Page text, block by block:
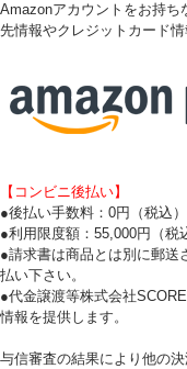
Amazonアカウントをお持ち
先情報やクレジットカード
【コンビニ後払い】
●後払い手数料：0円（税込）
●利用限度額：55,000円（税
●請求書は商品とは別に郵送
払い下さい。
●代金譲渡等株式会社
情報を提供します。
与信審査の結果により他の